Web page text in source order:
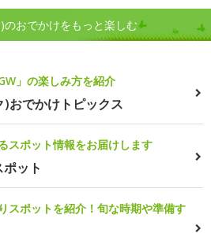
おでかけをもっと楽しむ
」の楽しみ方を紹介
おでかけトピックス
スポット情報をお届けします
ット
スポットを紹介！旬な時期や準備す